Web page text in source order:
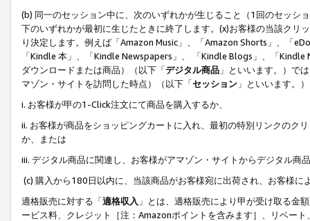
(b) 同一のセッション中に、次のいずれかが生じること（1回のセッシ
下のいずれかが最初に生じたときに終了します。(x)お客様の当該ク
り決定します。例えば「Amazon Music」、「Amazon Shorts」、「
「Kindle 本」、「Kindle Newspapers」、 「Kindle Blogs」、「
ダウンロードまたは商品）（以下「デジタル商品 」といいます。）で
マゾン・サイトを訪問した時点）（以下「セッション 」といいます。
i. お客様が甲の1-Click注文にて商品を購入するか、
ii. お客様が商品をショッピングカートに入れ、最初の特別リンクのク
か、または
iii. デジタル商品に関連し、お客様がアマゾン・サイトからデジタル
(c) 購入から180日以内に、当該商品がお客様宛に出荷され、お客様
適格販売に対する「適格収入 」とは、適格販売により甲が受け取る金
ービス料、クレジット［注：Amazonポイントを含みます］、リベー